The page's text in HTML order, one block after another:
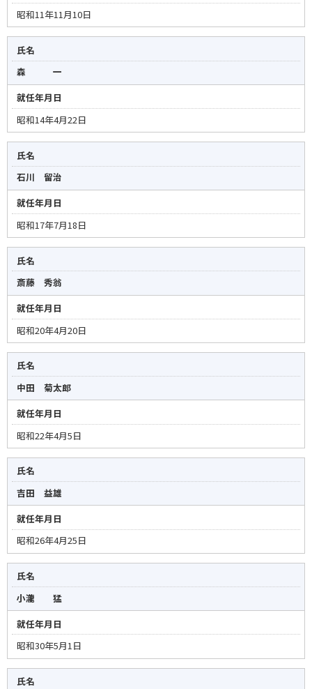
口
昭和11年11月10日
氏名
森 一
就任年月日
昭和14年4月22日
氏名
石川 留治
就任年月日
昭和17年7月18日
氏名
斎藤 秀翁
就任年月日
昭和20年4月20日
氏名
中田 菊太郎
就任年月日
昭和22年4月5日
氏名
吉田 益雄
就任年月日
昭和26年4月25日
氏名
小瀧 猛
就任年月日
昭和30年5月1日
氏名